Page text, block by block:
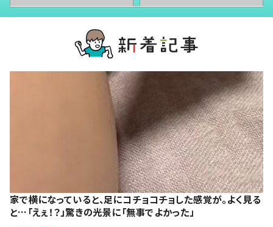
家で横になっていると、足にコチョコチョした感覚が。よく見る
と…「えぇ！？」驚きの光景に「無事でよかった」